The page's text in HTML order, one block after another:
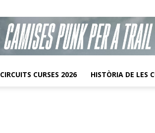
CIRCUITS CURSES 2026 HISTÒRIA DE LES